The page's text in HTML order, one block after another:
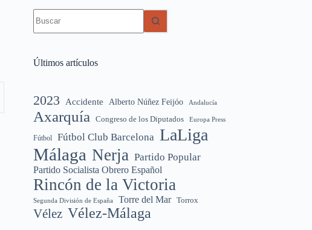
resultados
Últimos artículos
2023 Accidente Alberto Núñez Feijóo Andalucía
Axarquía Congreso de los Diputados Europa Press
Fútbol Fútbol Club Barcelona LaLiga
Málaga Nerja Partido Popular
Partido Socialista Obrero Español
Rincón de la Victoria
Segunda División de España Torre del Mar Torrox
Vélez Vélez-Málaga